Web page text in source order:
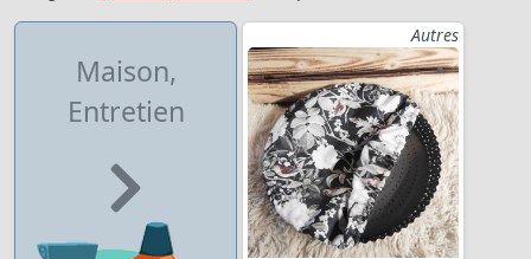
Maison,
Entretien
Autres